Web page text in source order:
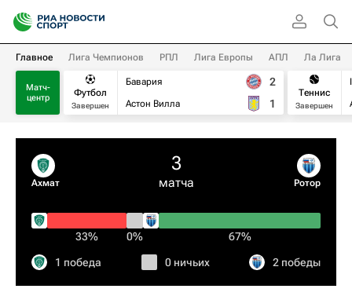
Главное Лига Чемпионов РПЛ Лига Европы АПЛ Ла Лига
Матч-
центр
Футбол
Завершен
Бавария
Астон Вилла
2
1
Теннис
Завершен
Ахмат
3
матча Ротор
33% 0% 67%
1 победа 0 ничьих 2 победы